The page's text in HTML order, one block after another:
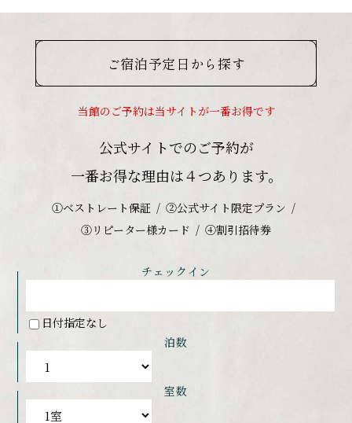
ご宿泊予定日から探す
当館のご予約は当サイトが一番お得です
公式サイトでのご予約が
一番お得な理由は４つあります。
①ベストレート保証
②公式サイト限定プラン
③リピーター様カード
④割引招待券
チェックイン
日付指定なし
泊数
室数